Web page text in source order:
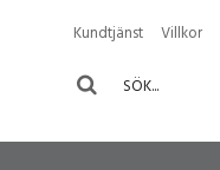
Kundtjänst Villkor